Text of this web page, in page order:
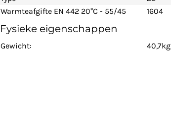
Warmteafgifte EN 442 20°C - 55/45
1604
Fysieke eigenschappen
Gewicht: 40,7kg